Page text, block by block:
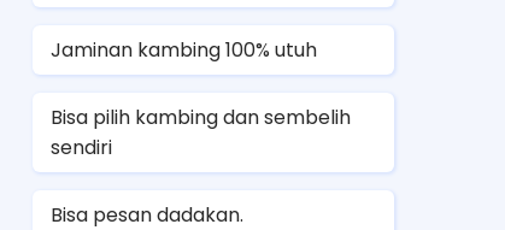
Jaminan kambing 100% utuh
Bisa pilih kambing dan sembelih
sendiri
Bisa pesan dadakan.